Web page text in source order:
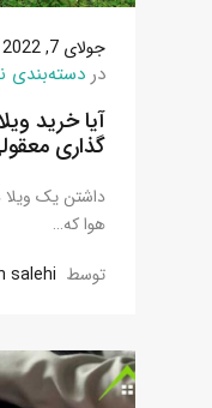
جولای 7, 2022
در دسته‌بندی
آیا خرید
گذاری
داشتن یک
هوا که…
توسط salehi